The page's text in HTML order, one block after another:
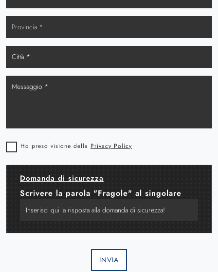
Ho preso visione della Privacy Policy
Domanda di sicurezza
Scrivere la parola "Fragole" al singolare
INVIA